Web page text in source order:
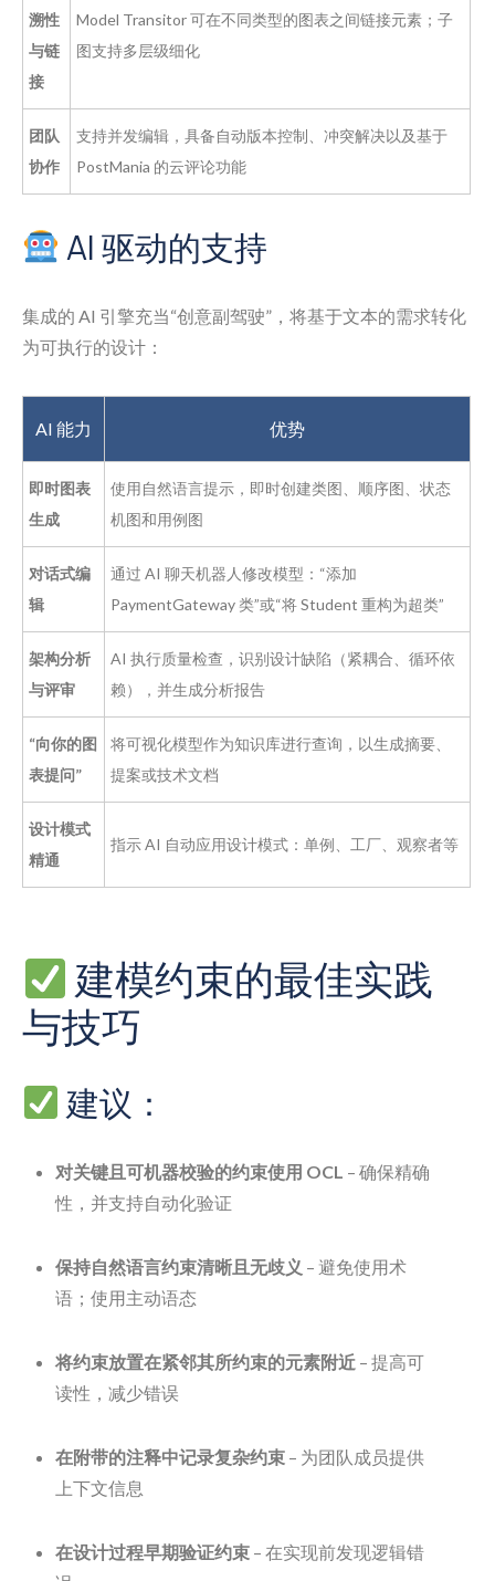
溯性
与链
接
Model Transitor 可在不同类型的图表之间链接元素；子
图支持多层级细化
团队
协作
支持并发编辑，具备自动版本控制、冲突解决以及基于
PostMania 的云评论功能
AI 驱动的支持
集成的 AI 引擎充当“创意副驾驶”，将基于文本的需求转化
为可执行的设计：
AI 能力 优势
即时图表
生成
使用自然语言提示，即时创建类图、顺序图、状态
机图和用例图
对话式编
辑
通过 AI 聊天机器人修改模型：“添加
PaymentGateway 类”或“将 Student 重构为超类”
架构分析
与评审
AI 执行质量检查，识别设计缺陷（紧耦合、循环依
赖），并生成分析报告
“向你的图
表提问”
将可视化模型作为知识库进行查询，以生成摘要、
提案或技术文档
设计模式
精通
指示 AI 自动应用设计模式：单例、工厂、观察者等
建模约束的最佳实践
与技巧
建议：
对关键且可机器校验的约束使用 OCL – 确保精确
性，并支持自动化验证
保持自然语言约束清晰且无歧义 – 避免使用术
语；使用主动语态
将约束放置在紧邻其所约束的元素附近 – 提高可
读性，减少错误
在附带的注释中记录复杂约束 – 为团队成员提供
上下文信息
在设计过程早期验证约束 – 在实现前发现逻辑错